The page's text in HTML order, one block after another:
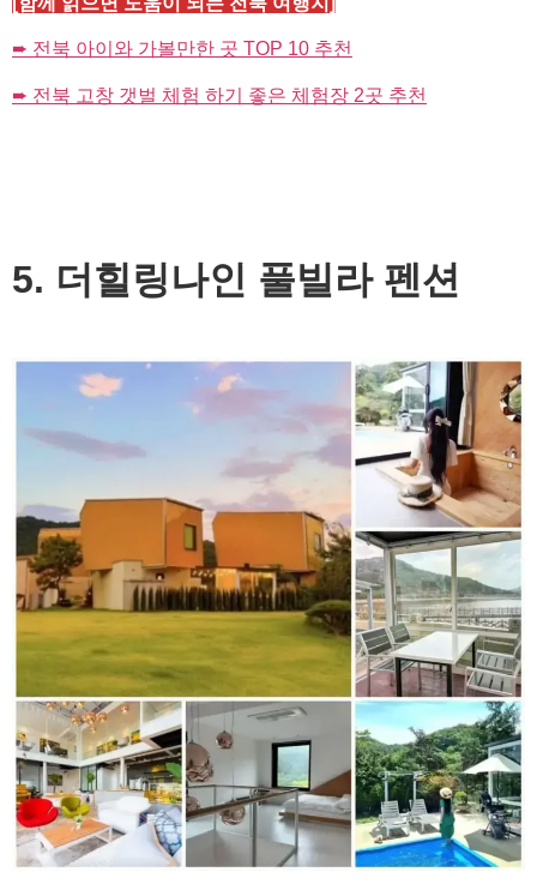
➨ 전북 아이와 가볼만한 곳 TOP 10 추천
➨ 전북 고창 갯벌 체험 하기 좋은 체험장 2곳 추천
5. 더힐링나인 풀빌라 펜션